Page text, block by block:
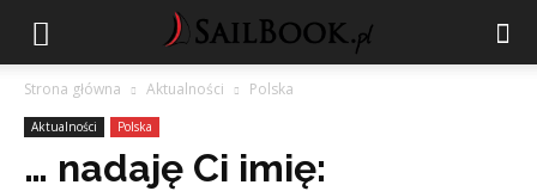
Strona główna Aktualności Polska
Aktualności Polska
… nadaję Ci imię: